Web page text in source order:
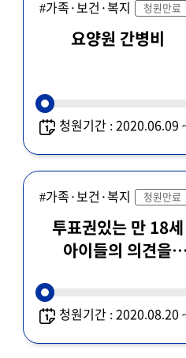
#가족·보건·복지 청원만료
요양원 간병비
청원기간 : 2020.06.09
#가족·보건·복지 청원만료
투표권있는 만 18세
아이들의 의견을
청원기간 : 2020.08.20